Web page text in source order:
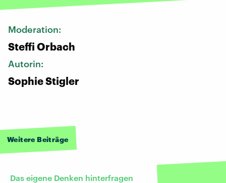
Moderation:
Steffi Orbach
Autorin:
Sophie Stigler
Weitere Beiträge
Das eigene Denken hinterfragen